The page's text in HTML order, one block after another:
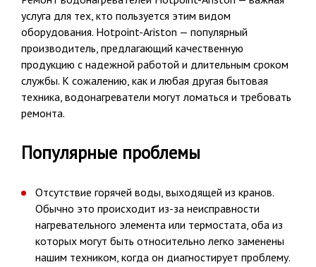
услуга для тех, кто пользуется этим видом
оборудования. Hotpoint-Ariston — популярный
производитель, предлагающий качественную
продукцию с надежной работой и длительным сроком
службы. К сожалению, как и любая другая бытовая
техника, водонагреватели могут ломаться и требовать
ремонта.
Популярные проблемы
Отсутствие горячей воды, выходящей из кранов.
Обычно это происходит из-за неисправности
нагревательного элемента или термостата, оба из
которых могут быть относительно легко заменены
нашим техником, когда он диагностирует проблему.